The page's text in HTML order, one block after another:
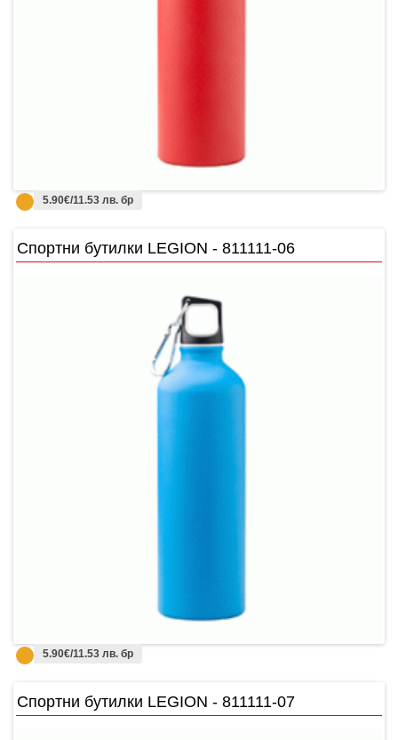
5.90€/11.53 лв. бр
Спортни бутилки LEGION - 811111-06
5.90€/11.53 лв. бр
Спортни бутилки LEGION - 811111-07